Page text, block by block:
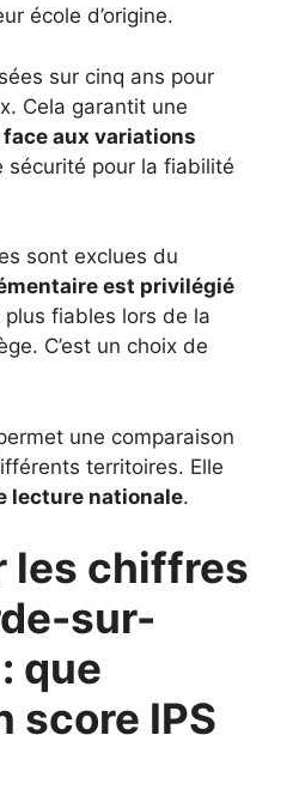
école d’origine.
sur cinq ans pour
Cela garantit une
aux variations
sécurité pour la fiabilité
sont exclues du
est privilégié
fiables lors de la
C’est un choix de
une comparaison
territoires. Elle
lecture nationale.
les chiffres
sur-
que
score IPS